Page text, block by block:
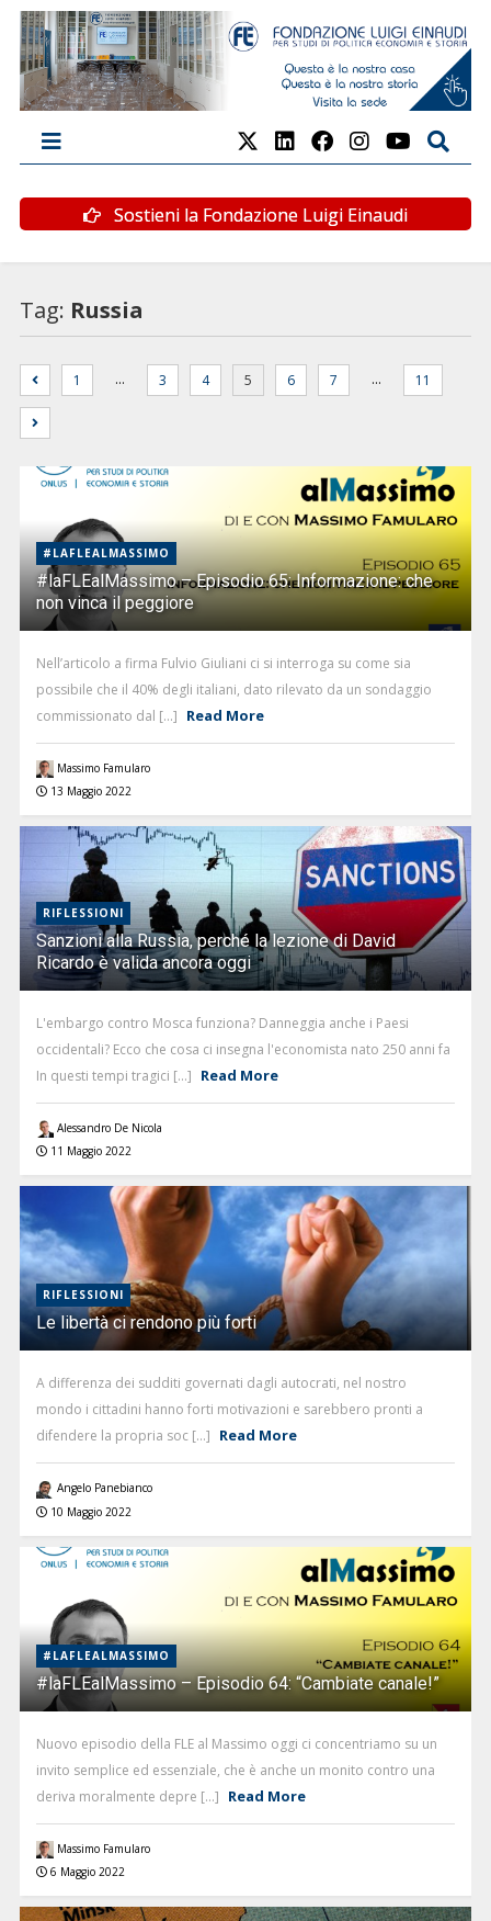
Sostieni la Fondazione Luigi Einaudi
Tag: Russia
1 … 3 4 5 6 7 … 11
#LAFLEALMASSIMO
#laFLEalMassimo – Episodio 65: Informazione: che
non vinca il peggiore
Nell’articolo a firma Fulvio Giuliani ci si interroga su come sia
possibile che il 40% degli italiani, dato rilevato da un sondaggio
commissionato dal [...] Read More
Massimo Famularo
13 Maggio 2022
RIFLESSIONI
Sanzioni alla Russia, perché la lezione di David
Ricardo è valida ancora oggi
L'embargo contro Mosca funziona? Danneggia anche i Paesi
occidentali? Ecco che cosa ci insegna l'economista nato 250 anni fa
In questi tempi tragici [...] Read More
Alessandro De Nicola
11 Maggio 2022
RIFLESSIONI
Le libertà ci rendono più forti
A differenza dei sudditi governati dagli autocrati, nel nostro
mondo i cittadini hanno forti motivazioni e sarebbero pronti a
difendere la propria soc [...] Read More
Angelo Panebianco
10 Maggio 2022
#LAFLEALMASSIMO
#laFLEalMassimo – Episodio 64: “Cambiate canale!”
Nuovo episodio della FLE al Massimo oggi ci concentriamo su un
invito semplice ed essenziale, che è anche un monito contro una
deriva moralmente depre [...] Read More
Massimo Famularo
6 Maggio 2022